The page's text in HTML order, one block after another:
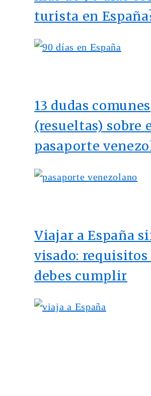
turista en
13 dudas comunes
(resueltas) sobre
pasaporte
Viajar a España
visado: requisitos
debes cumplir